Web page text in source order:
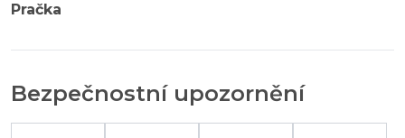
Pračka
Bezpečnostní upozornění